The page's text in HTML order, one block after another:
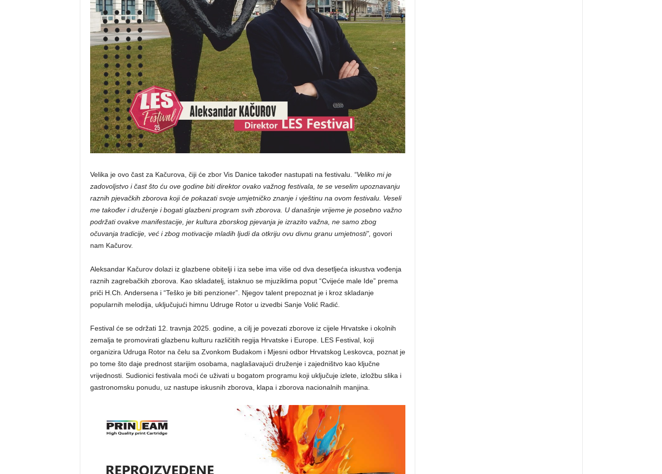
Velika je ovo čast za Kačurova, čiji će zbor Vis Danice također nastupati na festivalu. “Veliko mi je
zadovoljstvo i čast što ću ove godine biti direktor ovako važnog festivala, te se veselim upoznavanju
raznih pjevačkih zborova koji će pokazati svoje umjetničko znanje i vještinu na ovom festivalu. Veseli
me također i druženje i bogati glazbeni program svih zborova. U današnje vrijeme je posebno važno
podržati ovakve manifestacije, jer kultura zborskog pjevanja je izrazito važna, ne samo zbog
očuvanja tradicije, već i zbog motivacije mladih ljudi da otkriju ovu divnu granu umjetnosti”, govori
nam Kačurov.
Aleksandar Kačurov dolazi iz glazbene obitelji i iza sebe ima više od dva desetljeća iskustva vođenja
raznih zagrebačkih zborova. Kao skladatelj, istaknuo se mjuziklima poput “Cvijeće male Ide” prema
priči H.Ch. Andersena i “Teško je biti penzioner”. Njegov talent prepoznat je i kroz skladanje
popularnih melodija, uključujući himnu Udruge Rotor u izvedbi Sanje Volić Radić.
Festival će se održati 12. travnja 2025. godine, a cilj je povezati zborove iz cijele Hrvatske i okolnih
zemalja te promovirati glazbenu kulturu različitih regija Hrvatske i Europe. LES Festival, koji
organizira Udruga Rotor na čelu sa Zvonkom Budakom i Mjesni odbor Hrvatskog Leskovca, poznat je
po tome što daje prednost starijim osobama, naglašavajući druženje i zajedništvo kao ključne
vrijednosti. Sudionici festivala moći će uživati u bogatom programu koji uključuje izlete, izložbu slika i
gastronomsku ponudu, uz nastupe iskusnih zborova, klapa i zborova nacionalnih manjina.